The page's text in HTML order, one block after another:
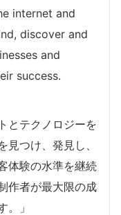
internet and
discover and
and
success.
とテクノロジーを
つけ、発見し、
体験の水準を継続
作者が最大限の成
。」